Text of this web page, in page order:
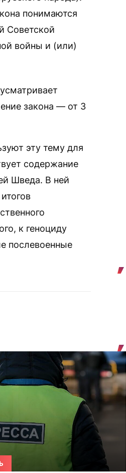
понимаются
Советской
войны и (или)
закона — от 3
эту тему для
содержание
Шведа. В ней
к геноциду
послевоенные